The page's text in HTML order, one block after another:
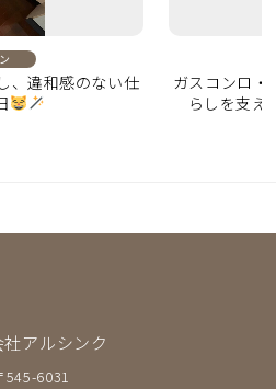
、違和感のない仕
ガスコンロ・
らしを支え
アルシンク
545-6031